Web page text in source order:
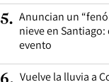
5. Anuncian un
nieve en
evento
Vuelve la lluvia a